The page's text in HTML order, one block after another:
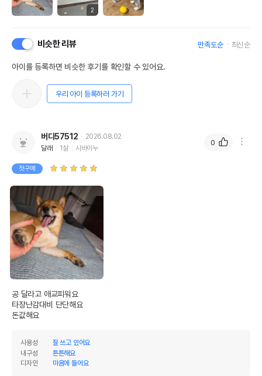
2
비슷한 리뷰 만족도순 최신순
아이를 등록하면 비슷한 후기를 확인할 수 있어요.
우리 아이 등록하러 가기
버디57512
2026.08.02
달래
1살 시바이누
첫구매
공 달라고 애교피워요
타장난감대비 단단해요
돈값해요
사용성
잘 쓰고 있어요
내구성
튼튼해요
디자인
마음에 들어요
0